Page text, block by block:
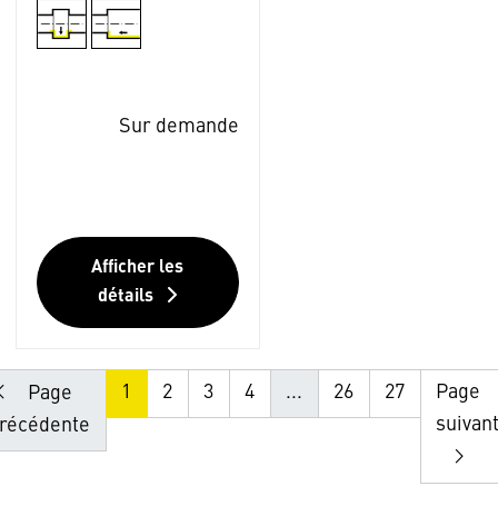
Sur demande
Afficher les
détails
Page
1 2 3 4 ... 26 27
Page